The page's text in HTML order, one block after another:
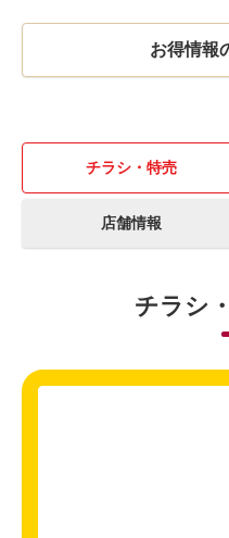
お得情報
チラシ・特売
店舗情報